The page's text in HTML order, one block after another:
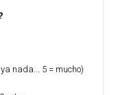
nada... 5 = mucho)